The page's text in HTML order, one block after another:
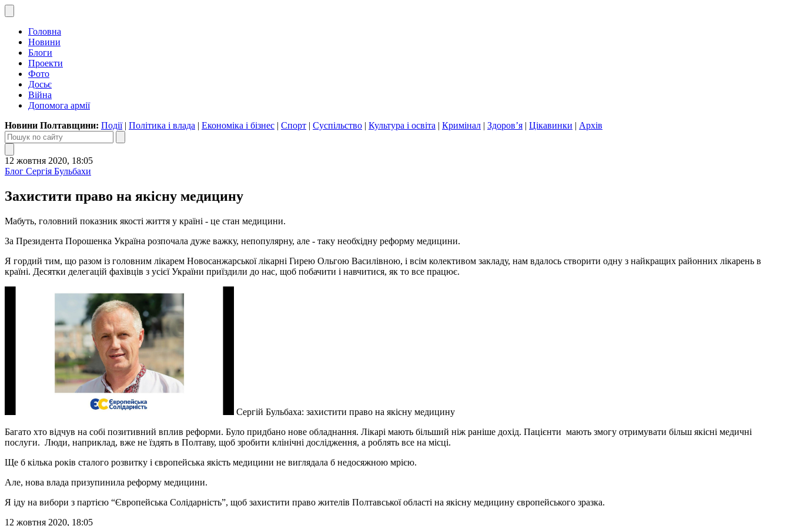
Головна
Новини
Блоги
Проекти
Фото
Досьє
Війна
Допомога армії
Новини Полтавщини: Події| Політика і влада | Економіка і бізнес | Спорт | Суспільство | Культура і освіта | Кримінал | Здоров’я | Цікавинки | Архів
12 жовтня 2020, 18:05
Блог Сергія Бульбахи
Захистити право на якісну медицину
Мабуть, головний показник якості життя у країні - це стан медицини.
За Президента Порошенка Україна розпочала дуже важку, непопулярну, але - таку необхідну реформу медицини.
Я гордий тим, що разом із головним лікарем Новосанжарської лікарні Гирею Ольгою Василівною, і всім колективом закладу, нам вдалось створити одну з найкращих районних лікарень в
країні. Десятки делегацій фахівців з усієї України приїздили до нас, щоб побачити і навчитися, як то все працює.
Сергій Бульбаха: захистити право на якісну медицину
Багато хто відчув на собі позитивний вплив реформи. Було придбано нове обладнання. Лікарі мають більший ніж раніше дохід. Пацієнти мають змогу отримувати більш якісні медичні
послуги. Люди, наприклад, вже не їздять в Полтаву, щоб зробити клінічні дослідження, а роблять все на місці.
Ще б кілька років сталого розвитку і європейська якість медицини не виглядала б недосяжною мрією.
Але, нова влада призупинила реформу медицини.
Я іду на вибори з партією “Європейська Солідарність”, щоб захистити право жителів Полтавської області на якісну медицину європейського зразка.
12 жовтня 2020, 18:05